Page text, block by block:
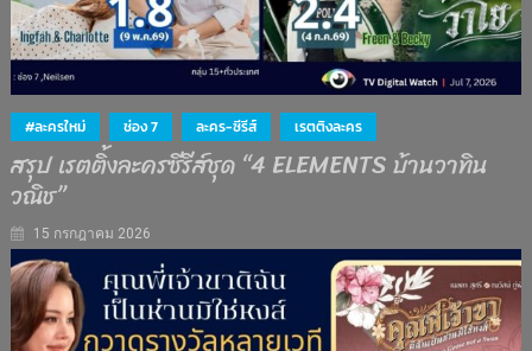
#ละครใหม่ ช่อง 7 ละคร-ซีรีส์ เรตติงละคร
สรุป เรตติ้งละครซีรีส์ชุด “4 ELEMENTS บ้านวาทิน
วณิช”
15 กรกฎาคม 2026